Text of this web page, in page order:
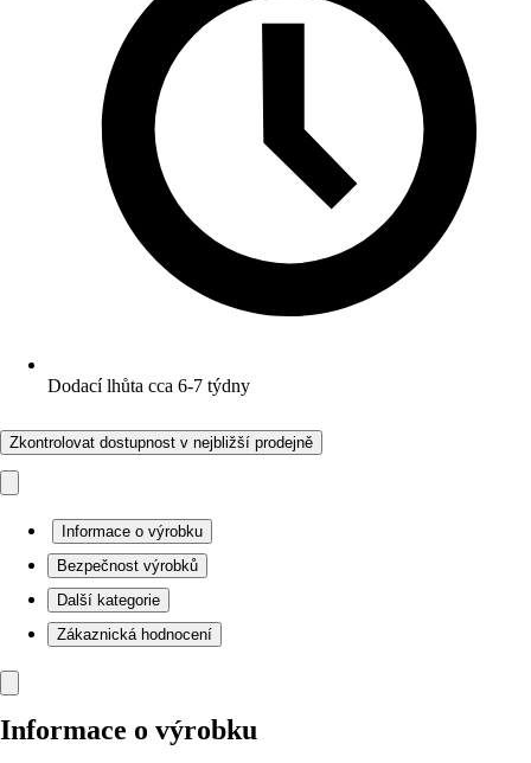
Dodací lhůta cca 6-7 týdny
Zkontrolovat dostupnost v nejbližší prodejně
Informace o výrobku
Bezpečnost výrobků
Další kategorie
Zákaznická hodnocení
Informace o výrobku